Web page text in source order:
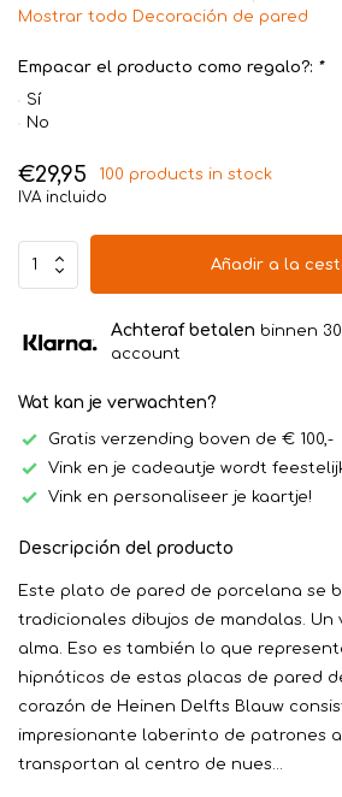
Mostrar todo Decoración de pared
Empacar el producto como regalo?: *
Sí
No
€29,95
100 products in stock
IVA incluido
Añadir a la
Achteraf betalen binnen
account
Wat kan je verwachten?
Gratis verzending boven de € 100,-
Vink en je cadeautje wordt
Vink en personaliseer je kaartje!
Descripción del producto
Este plato de pared de porcelana se
tradicionales dibujos de mandalas. Un
alma. Eso es también lo que
hipnóticos de estas placas de pared
corazón de Heinen Delfts Blauw
impresionante laberinto de patrones
transportan al centro de nues...